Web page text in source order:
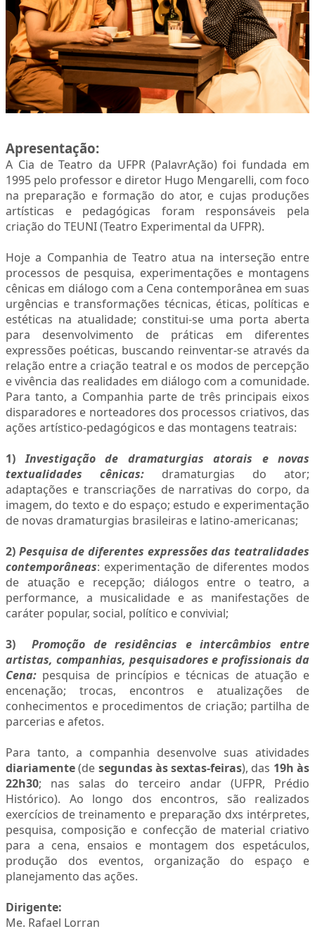
Apresentação:
A Cia de Teatro da UFPR (PalavrAção) foi fundada em
1995 pelo professor e diretor Hugo Mengarelli, com foco
na preparação e formação do ator, e cujas produções
artísticas e pedagógicas foram responsáveis pela
criação do TEUNI (Teatro Experimental da UFPR).
Hoje a Companhia de Teatro atua na interseção entre
processos de pesquisa, experimentações e montagens
cênicas em diálogo com a Cena contemporânea em suas
urgências e transformações técnicas, éticas, políticas e
estéticas na atualidade; constitui-se uma porta aberta
para desenvolvimento de práticas em diferentes
expressões poéticas, buscando reinventar-se através da
relação entre a criação teatral e os modos de percepção
e vivência das realidades em diálogo com a comunidade.
Para tanto, a Companhia parte de três principais eixos
disparadores e norteadores dos processos criativos, das
ações artístico-pedagógicos e das montagens teatrais:
1)
Investigação de dramaturgias atorais e novas
textualidades cênicas: dramaturgias do ator;
adaptações e transcriações de narrativas do corpo, da
imagem, do texto e do espaço; estudo e experimentação
de novas dramaturgias brasileiras e latino-americanas;
2) Pesquisa de diferentes expressões das teatralidades
contemporâneas: experimentação de diferentes modos
de atuação e recepção; diálogos entre o teatro, a
performance, a musicalidade e as manifestações de
caráter popular, social, político e convivial;
3)
Promoção de residências e intercâmbios entre
artistas, companhias, pesquisadores e profissionais da
Cena: pesquisa de princípios e técnicas de atuação e
encenação; trocas, encontros e atualizações de
conhecimentos e procedimentos de criação; partilha de
parcerias e afetos.
Para tanto, a companhia desenvolve suas atividades
diariamente(de segundas às sextas-feiras), das 19h às
22h30; nas salas do terceiro andar (UFPR, Prédio
Histórico). Ao longo dos encontros, são realizados
exercícios de treinamento e preparação dxs intérpretes,
pesquisa, composição e confecção de material criativo
para a cena, ensaios e montagem dos espetáculos,
produção dos eventos, organização do espaço e
planejamento das ações.
Dirigente:
Me. Rafael Lorran